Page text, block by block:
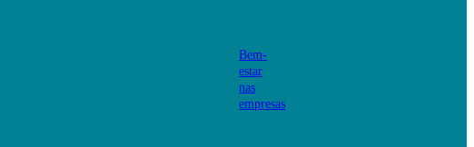
Bem-
estar
nas
empresas